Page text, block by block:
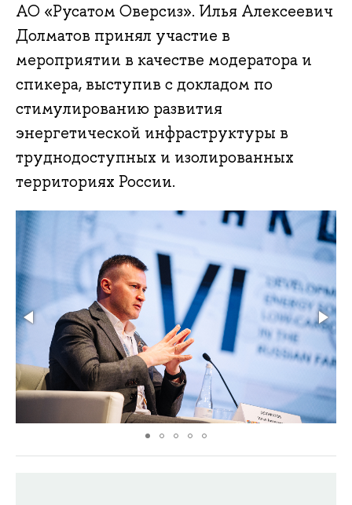
АО «Русатом Оверсиз». Илья Алексеевич
Долматов принял участие в
мероприятии в качестве модератора и
спикера, выступив с докладом по
стимулированию развития
энергетической инфраструктуры в
труднодоступных и изолированных
территориях России.